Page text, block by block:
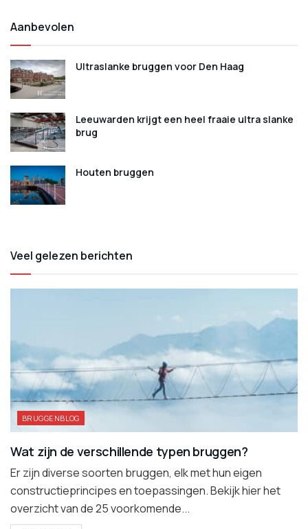
Aanbevolen
Ultraslanke bruggen voor Den Haag
Leeuwarden krijgt een heel fraaie ultra slanke
brug
Houten bruggen
Veel gelezen berichten
BRUGGENBLOG
Wat zijn de verschillende typen bruggen?
Er zijn diverse soorten bruggen, elk met hun eigen
constructieprincipes en toepassingen. Bekijk hier het
overzicht van de 25 voorkomende...